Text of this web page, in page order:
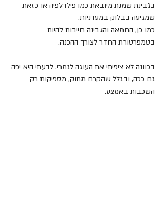
בגבינת שמנת מיובאת כמו פילדלפיה או כזאת
שמגיעה בבלוק במעדניות.
כמו כן, החמאה והגבינה חייבות להיות
בטמפרטורת החדר לצורך ההכנה.
בכוונה לא ציפיתי את העוגה לגמרי. לדעתי היא יפה
גם ככה, ובגלל שהקרם מתוק, מספיקות רק
השכבות באמצע.